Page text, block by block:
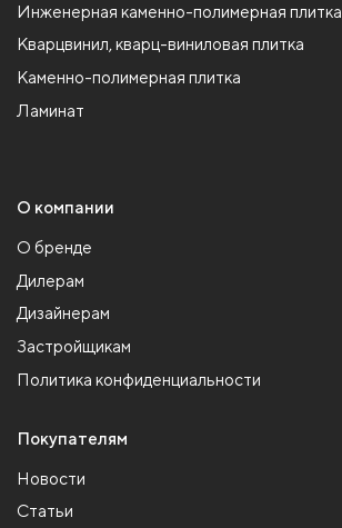
Инженерная каменно-полимерная плитка
Кварцвинил, кварц-виниловая плитка
Каменно-полимерная плитка
Ламинат
О компании
О бренде
Дилерам
Дизайнерам
Застройщикам
Политика конфиденциальности
Покупателям
Новости
Статьи